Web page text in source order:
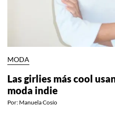
MODA
Las girlies más cool
moda indie
Por: Manuela Cosío